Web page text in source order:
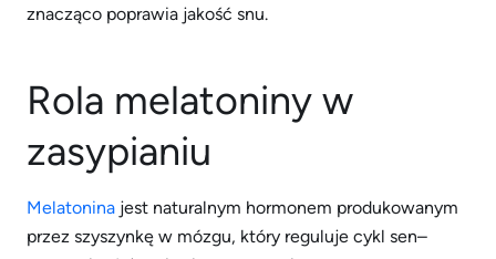
znacząco poprawia jakość snu.
Rola melatoniny w
zasypianiu
Melatonina jest naturalnym hormonem produkowanym
przez szyszynkę w mózgu, który reguluje cykl sen–